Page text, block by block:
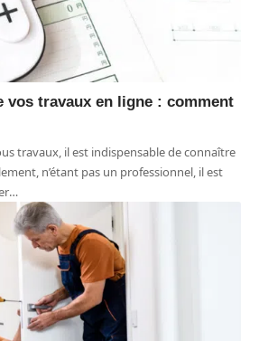
vos travaux en ligne : comment
travaux, il est indispensable de connaître
n’étant pas un professionnel, il est
…